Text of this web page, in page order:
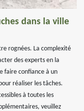
dans la ville
rognées. La complexité
des experts en la
faire confiance à un
réaliser les tâches.
à toutes les
veuillez